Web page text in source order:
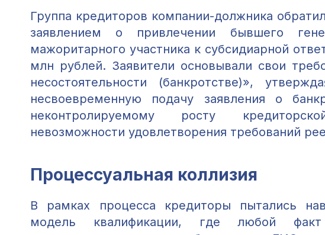
Группа кредиторов компании-должника
заявлением о привлечении бывшего
мажоритарного участника к субсидиарной
млн рублей. Заявители основывали свои
несостоятельности (банкротстве)»,
несвоевременную подачу заявления о
неконтролируемому росту
невозможности удовлетворения требований
Процессуальная коллизия
В рамках процесса кредиторы пытались
модель квалификации, где любой факт